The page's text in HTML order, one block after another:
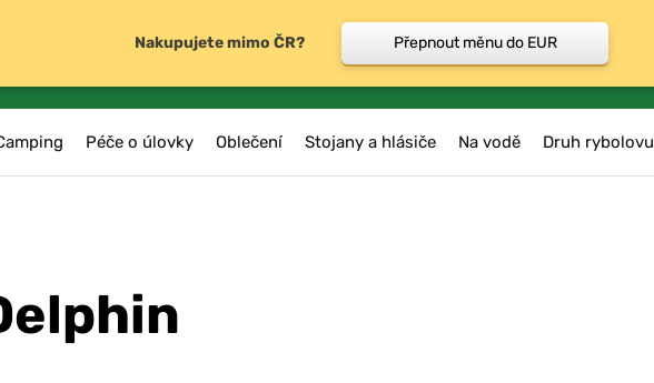
Péče o úlovky Oblečení Stojany a hlásiče Na vodě Druh rybolovu
Nakupujete mimo ČR? Přepnout měnu do EUR